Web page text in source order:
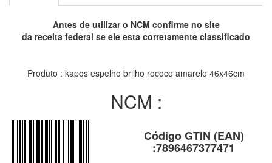
Antes de utilizar o NCM confirme no site
da receita federal se ele esta corretamente classificado
Produto : kapos espelho brilho rococo amarelo 46x46cm
NCM :
Código GTIN (EAN)
:7896467377471